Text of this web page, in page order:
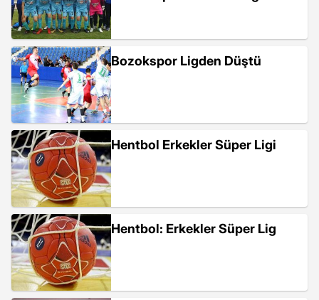
Bozokspor Ligden Düştü
Hentbol Erkekler Süper Ligi
Hentbol: Erkekler Süper Lig